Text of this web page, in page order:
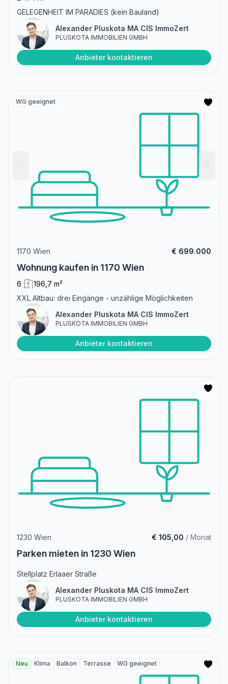
GELEGENHEIT IM PARADIES (kein Bauland)
Alexander Pluskota MA CIS ImmoZert
PLUSKOTA IMMOBILIEN GMBH
Anbieter kontaktieren
WG geeignet
1170 Wien € 699.000
Wohnung kaufen in 1170 Wien
6
196,7 m²
XXL Altbau: drei Eingänge - unzählige Möglichkeiten
Alexander Pluskota MA CIS ImmoZert
PLUSKOTA IMMOBILIEN GMBH
Anbieter kontaktieren
1230 Wien € 105,00 / Monat
Parken mieten in 1230 Wien
Stellplatz Erlaaer Straße
Alexander Pluskota MA CIS ImmoZert
PLUSKOTA IMMOBILIEN GMBH
Anbieter kontaktieren
Neu Klima Balkon Terrasse WG geeignet